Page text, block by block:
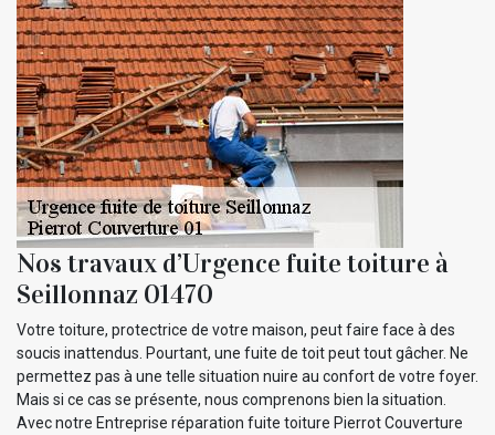
Nos travaux d’Urgence fuite toiture à
Seillonnaz 01470
Votre toiture, protectrice de votre maison, peut faire face à des
soucis inattendus. Pourtant, une fuite de toit peut tout gâcher. Ne
permettez pas à une telle situation nuire au confort de votre foyer.
Mais si ce cas se présente, nous comprenons bien la situation.
Avec notre Entreprise réparation fuite toiture Pierrot Couverture